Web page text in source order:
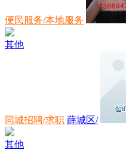
便民服务/本地服务
其他
同城招聘/求职 薛城区/
其他